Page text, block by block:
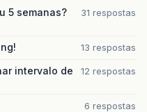
5 semanas?
31 respostas
13 respostas
intervalo de
12 respostas
6 respostas